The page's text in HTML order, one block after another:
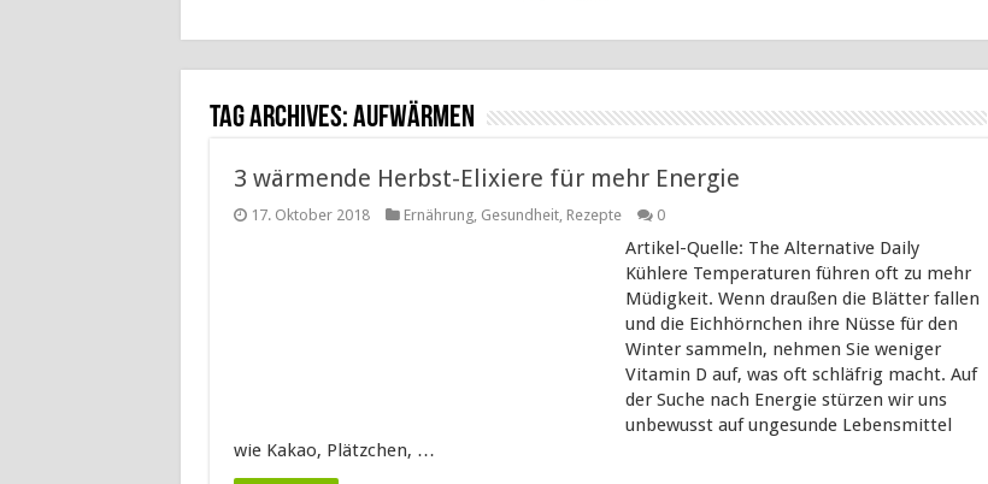
Tag Archives:aufwärmen
3 wärmende Herbst-Elixiere für mehr Energie
17. Oktober 2018 Ernährung, Gesundheit, Rezepte 0
Artikel-Quelle: The Alternative Daily
Kühlere Temperaturen führen oft zu mehr
Müdigkeit. Wenn draußen die Blätter fallen
und die Eichhörnchen ihre Nüsse für den
Winter sammeln, nehmen Sie weniger
Vitamin D auf, was oft schläfrig macht. Auf
der Suche nach Energie stürzen wir uns
unbewusst auf ungesunde Lebensmittel
wie Kakao, Plätzchen, …